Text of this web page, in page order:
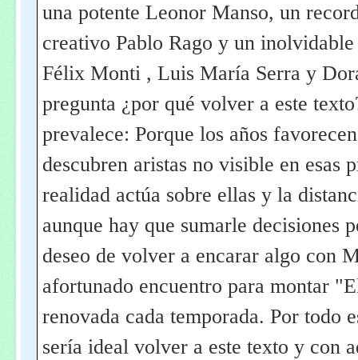
una potente Leonor Manso, un
creativo Pablo Rago y un
Félix Monti , Luis María Serra y
pregunta ¿por qué volver a este
prevalece: Porque los años
descubren aristas no visible en esas
realidad actúa sobre ellas y la
aunque hay que sumarle decisiones
deseo de volver a encarar algo con
afortunado encuentro para montar
renovada cada temporada. Por todo
sería ideal volver a este texto y con